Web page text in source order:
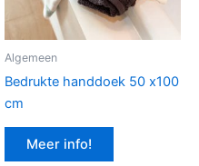
Algemeen
Bedrukte handdoek 50 x100
cm
Meer info!